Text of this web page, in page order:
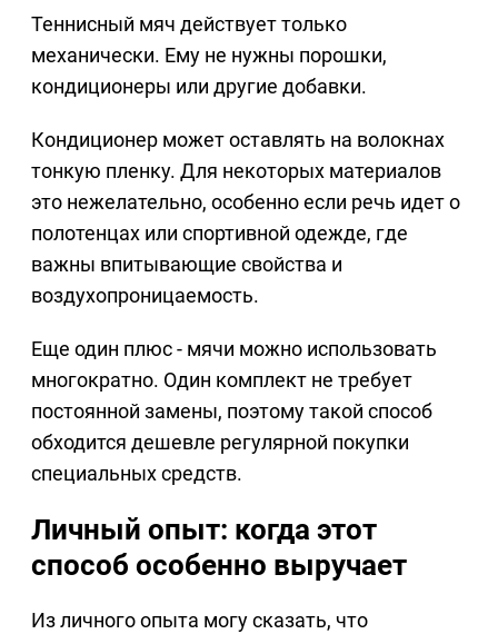
Теннисный мяч действует только
механически. Ему не нужны порошки,
кондиционеры или другие добавки.
Кондиционер может оставлять на волокнах
тонкую пленку. Для некоторых материалов
это нежелательно, особенно если речь идет о
полотенцах или спортивной одежде, где
важны впитывающие свойства и
воздухопроницаемость.
Еще один плюс - мячи можно использовать
многократно. Один комплект не требует
постоянной замены, поэтому такой способ
обходится дешевле регулярной покупки
специальных средств.
Личный опыт: когда этот
способ особенно выручает
Из личного опыта могу сказать, что